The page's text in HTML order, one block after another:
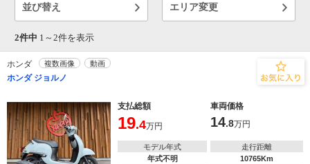
並び替え エリア変更
2件中 1～ 2件を表示
ホンダ 複数画像 動画
ホンダ ジョルノ
支払総額 車両価格
19.4万円 14.8万円
モデル年式
年式不明
走行距離
10765Km